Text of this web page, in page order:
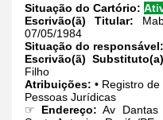
Situação do Cartório:
Escrivão(ã) Titular:
07/05/1984
Situação do responsável:
Escrivão(ã)
Filho
Atribuições: • Registro
Pessoas Jurídicas
☞ Endereço: Av